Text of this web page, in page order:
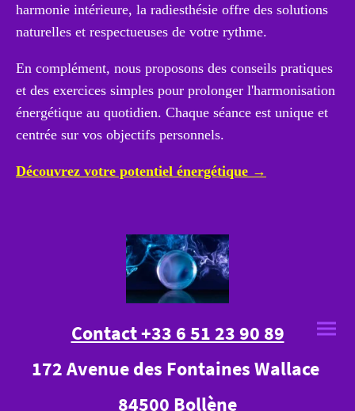
harmonie intérieure, la radiesthésie offre des solutions
naturelles et respectueuses de votre rythme.
En complément, nous proposons des conseils pratiques
et des exercices simples pour prolonger l'harmonisation
énergétique au quotidien. Chaque séance est unique et
centrée sur vos objectifs personnels.
Découvrez votre potentiel énergétique →
Contact +33 6 51 23 90 89
172 Avenue des Fontaines Wallace
84500 Bollène